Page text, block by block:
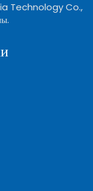
Technology Co.,